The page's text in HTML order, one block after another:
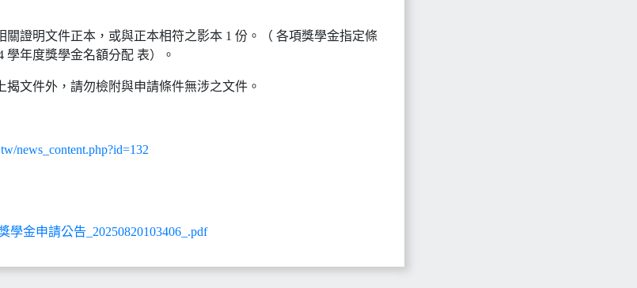
關證明文件正本，或與正本相符之影本 1 份。（ 各項獎學金指定條
學年度獎學金名額分配 表）。
揭文件外，請勿檢附與申請條件無涉之文件。
news_content.php?id=132
學金申請公告_20250820103406_.pdf